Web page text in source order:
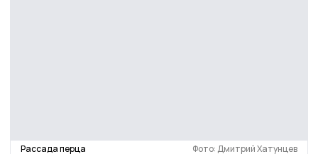
Рассада перца Фото: Дмитрий Хатунцев